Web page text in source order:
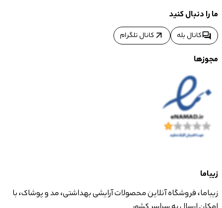
ما را دنبال کنید
forumکانال بله arrow_outward کانال تلگرام
مجوزها
زیباما
زیباما، فروشگاه آنلاین محصولات آرایشی بهداشتی، مد و پوشاک، با